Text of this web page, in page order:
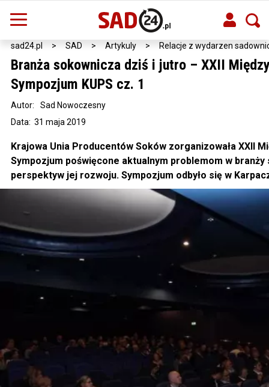
sad24.pl > SAD > Artykuly > Relacje z wydarzen
Branża sokownicza dziś i jutro – XXII
Sympozjum KUPS cz. 1
Data: 31 maja 2019
Autor: Sad Nowoczesny
Krajowa Unia Producentów Soków zorganizowała XXII
Sympozjum poświęcone aktualnym problemom w
perspektyw jej rozwoju. Sympozjum odbyło się w